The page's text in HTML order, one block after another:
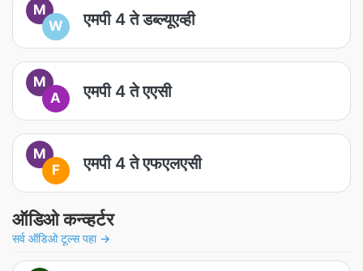
M
W
एमपी 4 ते डब्ल्यूएव्ही
M
A
एमपी 4 ते एएसी
M
F
एमपी 4 ते एफएलएसी
ऑडिओ कन्व्हर्टर
सर्व ऑडिओ टूल्स पहा →